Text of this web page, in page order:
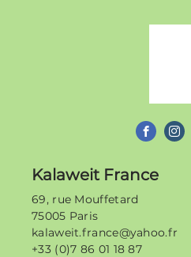
Kalaweit France
69, rue Mouffetard
75005 Paris
kalaweit.france@yahoo.fr
+33 (0)7 86 01 18 87